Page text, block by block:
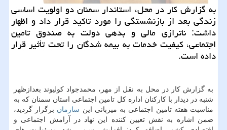
به گزارش کار در محل، استاندار سمنان دو اولویت اساسی
زندگی بعد از بازنشستگی را مورد تاکید قرار داد و اظهار
داشت: ناترازی مالی و بدهی دولت به صندوق تامین
اجتماعی، کیفیت خدمات به بیمه شدگان را تحت تأثیر قرار
داده است.
به گزارش کار در محل به نقل از مهر، محمدجواد کولیوند بعدازظهر
شنبه در دیدار با کارکنان اداره کل تامین اجتماعی استان سمنان که به
مناسبت هفته تامین اجتماعی به میزبانی این سازمان برگزار گردید،
ضمن اشاره به نقش تعیین کننده این نهاد در آرامش اجتماعی و